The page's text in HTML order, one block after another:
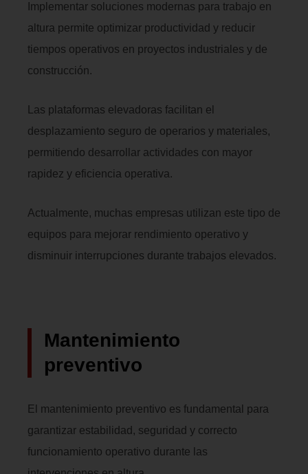
Implementar soluciones modernas para trabajo en
altura permite optimizar productividad y reducir
tiempos operativos en proyectos industriales y de
construcción.
Las plataformas elevadoras facilitan el
desplazamiento seguro de operarios y materiales,
permitiendo desarrollar actividades con mayor
rapidez y eficiencia operativa.
Actualmente, muchas empresas utilizan este tipo de
equipos para mejorar rendimiento operativo y
disminuir interrupciones durante trabajos elevados.
Mantenimiento
preventivo
El mantenimiento preventivo es fundamental para
garantizar estabilidad, seguridad y correcto
funcionamiento operativo durante las